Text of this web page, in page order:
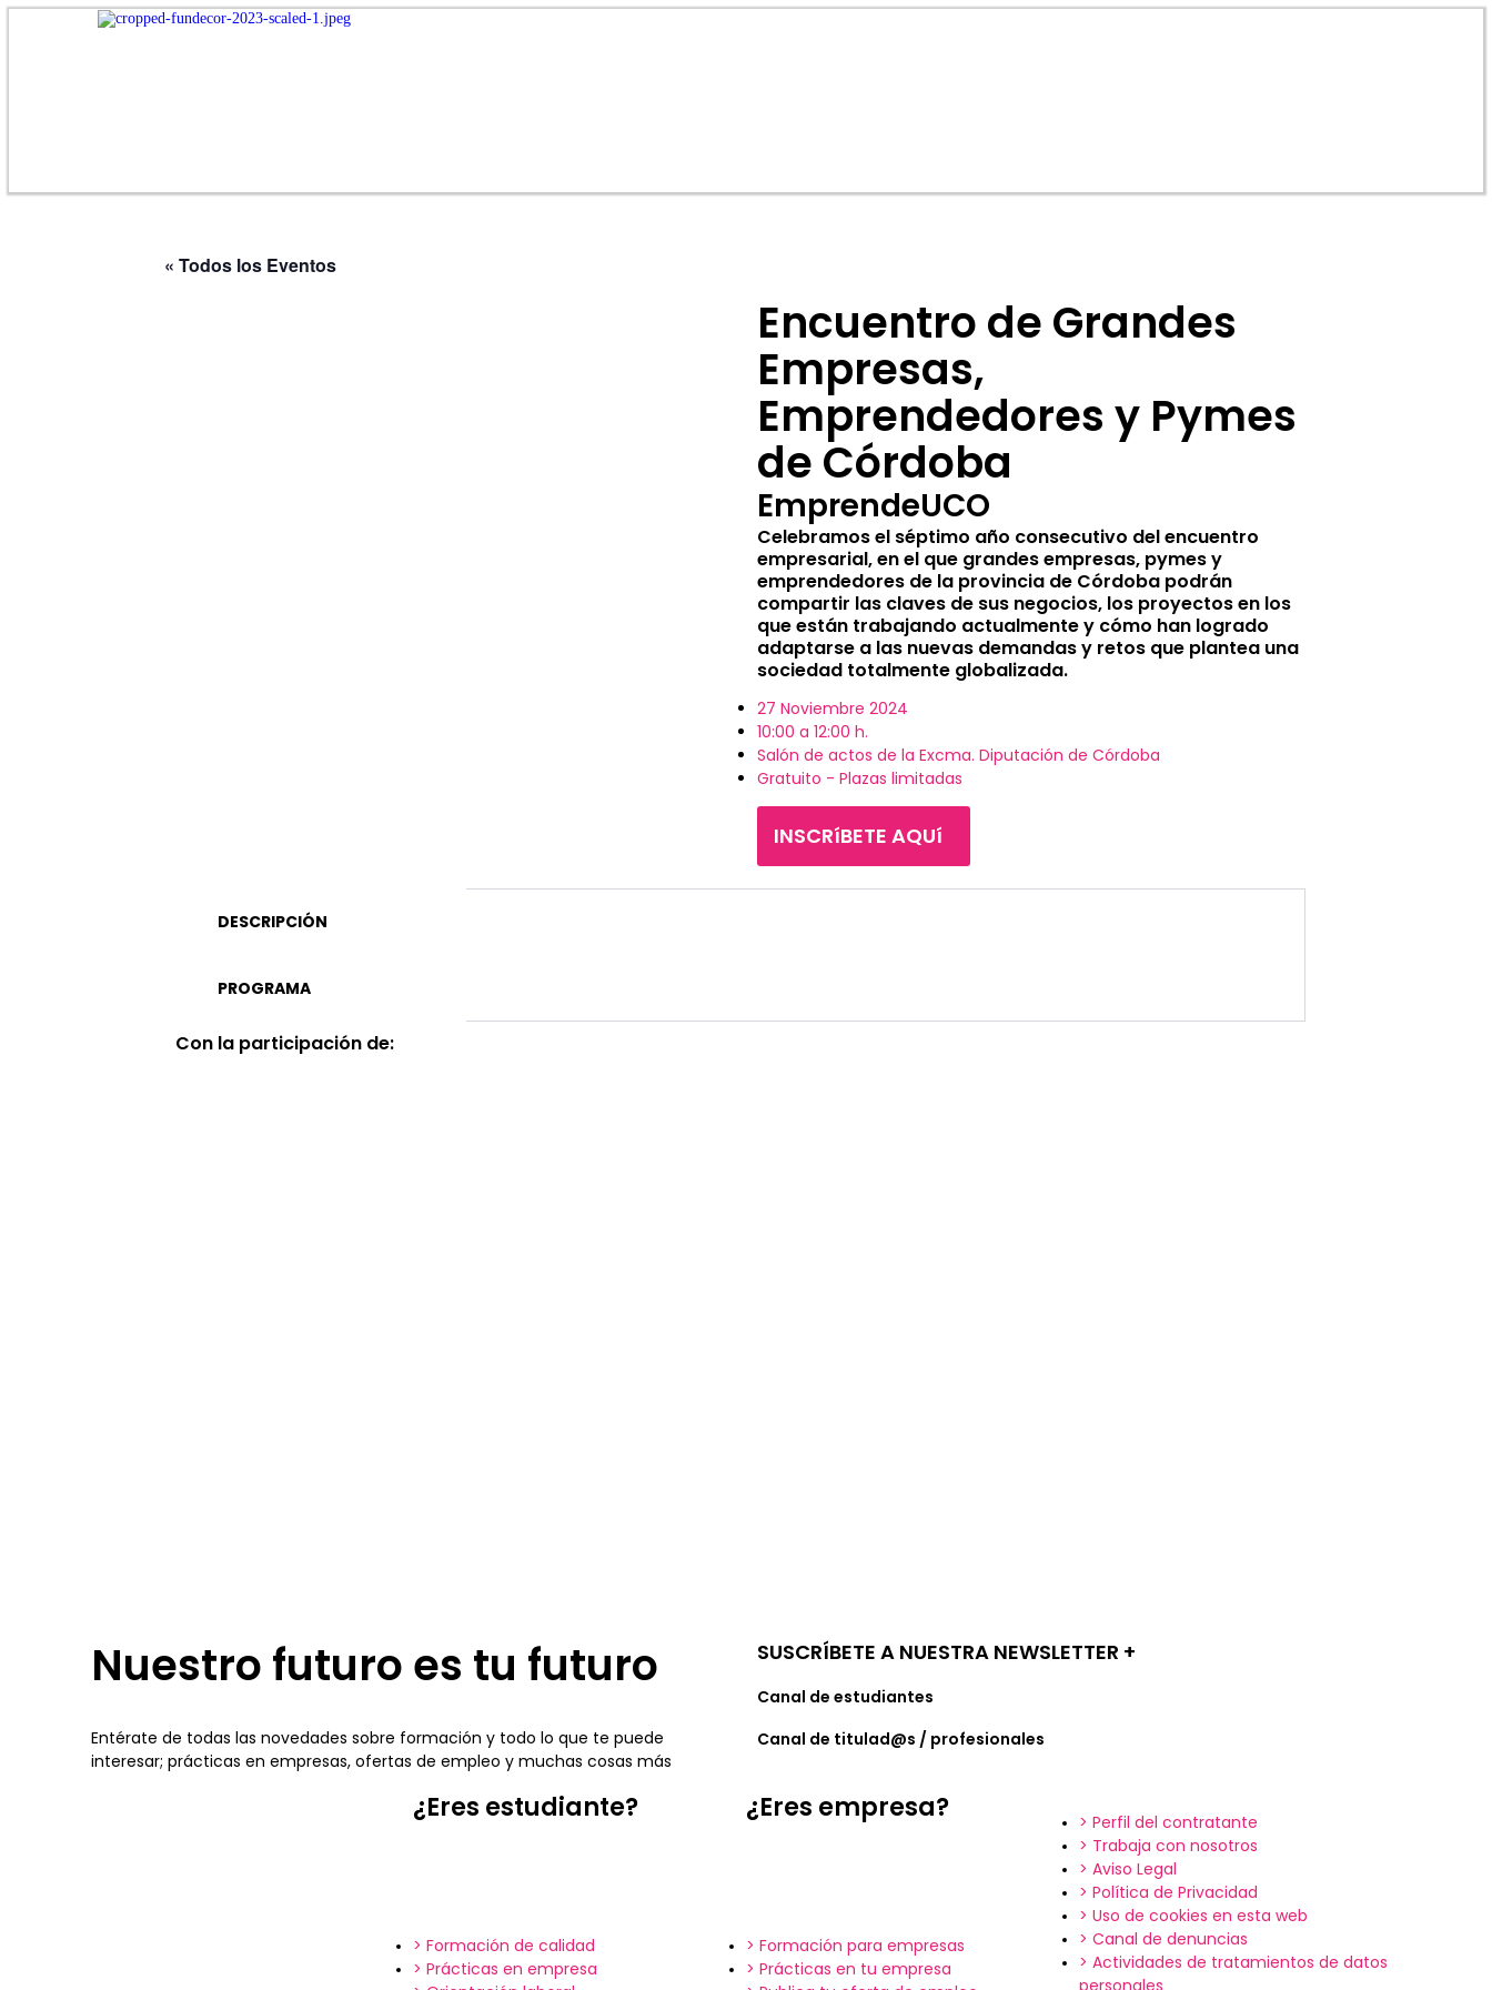
« Todos los Eventos
Encuentro de Grandes
Empresas,
Emprendedores y Pymes
de Córdoba
EmprendeUCO
Celebramos el séptimo año consecutivo del encuentro
empresarial, en el que grandes empresas, pymes y
emprendedores de la provincia de Córdoba podrán
compartir las claves de sus negocios, los proyectos en los
que están trabajando actualmente y cómo han logrado
adaptarse a las nuevas demandas y retos que plantea una
sociedad totalmente globalizada.
27 Noviembre 2024
10:00 a 12:00 h.
Salón de actos de la Excma. Diputación de Córdoba
Gratuito - Plazas limitadas
INSCRíBETE AQUí
DESCRIPCIÓN
PROGRAMA
Con la participación de:
Nuestro futuro es tu futuro
Entérate de todas las novedades sobre formación y todo lo que te puede
interesar; prácticas en empresas, ofertas de empleo y muchas cosas más
SUSCRÍBETE A NUESTRA NEWSLETTER +​
Canal de estudiantes
Canal de titulad@s / profesionales
¿Eres estudiante?
> Formación de calidad
> Prácticas en empresa
¿Eres empresa?
> Formación para empresas
> Prácticas en tu empresa
> Perfil del contratante
> Trabaja con nosotros
> Aviso Legal
> Política de Privacidad
> Uso de cookies en esta web
> Canal de denuncias
> Actividades de tratamientos de datos
personales